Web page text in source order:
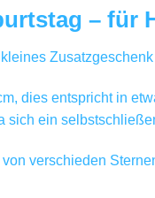
–
dies entspricht in
ein
verschieden